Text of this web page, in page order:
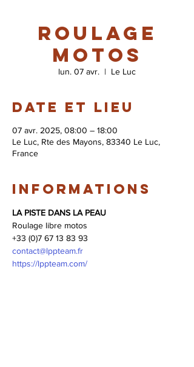
Roulage
motos
lun. 07 avr.
  |
Le Luc
Date et lieu
07 avr. 2025, 08:00 – 18:00
Le Luc, Rte des Mayons, 83340 Le Luc,
France
Informations
LA PISTE DANS LA PEAU
Roulage libre motos
+33 (0)7 67 13 83 93
contact@lppteam.fr
https://lppteam.com/